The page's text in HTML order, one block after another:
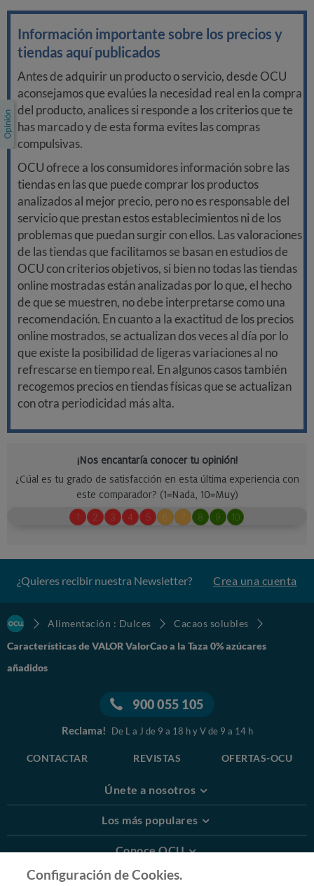
Información importante sobre los precios y
tiendas aquí publicados
Antes de adquirir un producto o servicio, desde OCU
aconsejamos que evalúes la necesidad real en la compra
del producto, analices si responde a los criterios que te
has marcado y de esta forma evites las compras
compulsivas.
OCU ofrece a los consumidores información sobre las
tiendas en las que puede comprar los productos
analizados al mejor precio, pero no es responsable del
servicio que prestan estos establecimientos ni de los
problemas que puedan surgir con ellos. Las valoraciones
de las tiendas que facilitamos se basan en estudios de
OCU con criterios objetivos, si bien no todas las tiendas
online mostradas están analizadas por lo que, el hecho
de que se muestren, no debe interpretarse como una
recomendación. En cuanto a la exactitud de los precios
online mostrados, se actualizan dos veces al día por lo
que existe la posibilidad de ligeras variaciones al no
refrescarse en tiempo real. En algunos casos también
recogemos precios en tiendas físicas que se actualizan
con otra periodicidad más alta.
¿Quieres recibir nuestra Newsletter? Crea una cuenta
Alimentación : Dulces
Cacaos solubles
Características de VALOR ValorCao a la Taza 0% azúcares
añadidos
900 055 105
Reclama! De L a J de 9 a 18 h y V de 9 a 14 h
CONTACTAR REVISTAS OFERTAS-OCU
Únete a nosotros
Los más populares
Conoce OCU
Más Información
Configuración de Cookies.